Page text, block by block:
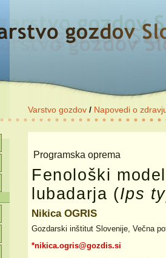
Varstvo gozdov / Napovedi o
Programska oprema
Fenološki
lubadarja (Ips
Nikica OGRIS
Gozdarski inštitut Slovenije, Večna
*nikica.ogris@gozdis.si